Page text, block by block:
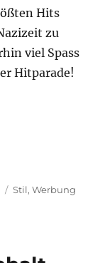
Hits
zu
viel Spass
Hitparade!
Schlagwörter
Stil,Werbung